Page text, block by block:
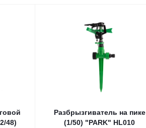
48)
Разбрызгиватель на пике
(1/50) "PARK" HL010